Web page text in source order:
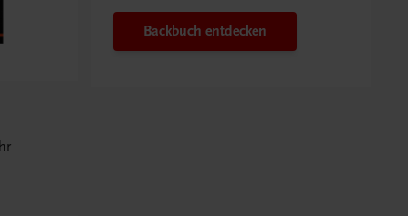
Backbuch entdecken